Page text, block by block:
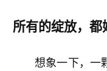
所有的绽放，都
想象一下，一